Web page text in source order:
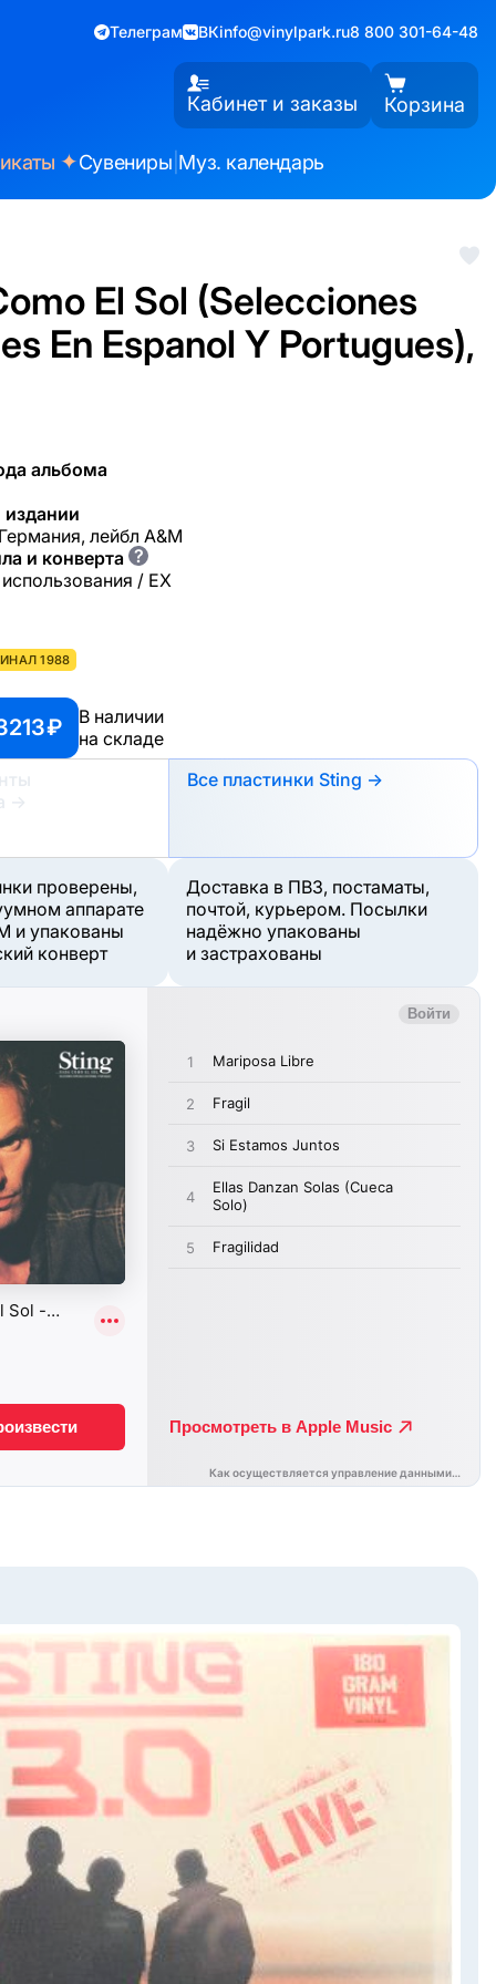
Телеграм ВКinfo@vinylpark.ru8 800 301-64-48
Кабинет и заказы Корзина
✦Сувениры Муз. календарь
El Sol (Selecciones
En Espanol Y Portugues),
альбома
лейбл A&M
и конверта ?
/ EX
1988
₽
В наличии
на складе
→
Все пластинки Sting →
проверены,
аппарате
и упакованы
конверт
Доставка в ПВЗ, постаматы,
почтой, курьером. Посылки
надёжно упакованы
и застрахованы